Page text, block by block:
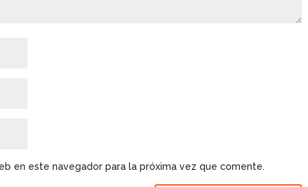
en este navegador para la próxima vez que comente.